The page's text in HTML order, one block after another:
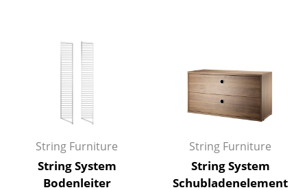
Wandleuchten
Outdoor-Leuchten
Akkuleuchten
... alle Leuchten
Doppelbetten
String Furniture
String System
Bodenleiter
String Furniture
String System
Schubladenelement